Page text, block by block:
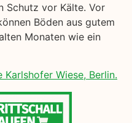
Schutz vor Kälte. Vor
Böden aus gutem
Monaten wie ein
Wiese, Berlin.